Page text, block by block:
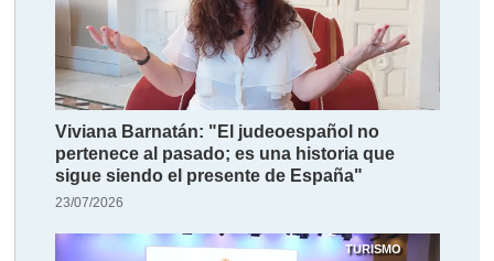
Viviana Barnatán: "El judeoespañol no
pertenece al pasado; es una historia que
sigue siendo el presente de España"
23/07/2026
TURISMO